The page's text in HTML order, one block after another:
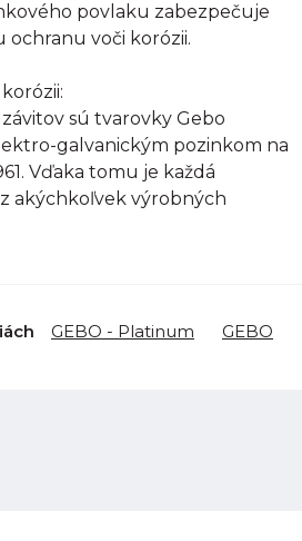
povlaku zabezpečuje
voči korózii.
sú tvarovky Gebo
galvanickým pozinkom na
Vďaka tomu je každá
akýchkoľvek výrobných
GEBO - Platinum GEBO